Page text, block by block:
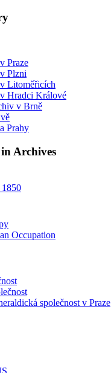
Praze
Plzni
Litoměřicích
Hradci Králové
v Brně
Prahy
Archives
1850
Occupation
společnost v Praze